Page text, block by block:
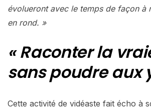
évolueront avec le temps de façon à
en rond. »
« Raconter la
sans poudre aux
Cette activité de vidéaste fait écho à